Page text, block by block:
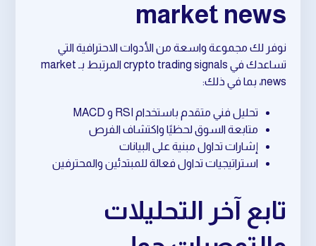
market news
نوفر لك مجموعة واسعة من الأدوات الاحترافية التي
تساعدك في crypto trading signals المرتبط بـ market
news، بما في ذلك:
تحليل فني متقدم باستخدام RSI و MACD
متابعة السوق لحظيًا واكتشاف الفرص
إشارات تداول مبنية على البيانات
استراتيجيات تداول فعالة للمبتدئين والمحترفين
تابع آخر التحليلات